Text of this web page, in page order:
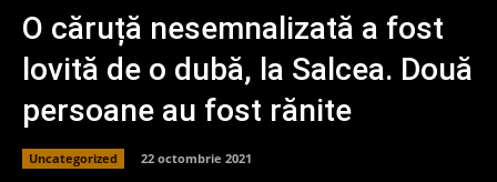
O căruță nesemnalizată a fost
lovită de o dubă, la Salcea. Două
persoane au fost rănite
Uncategorized 22 octombrie 2021